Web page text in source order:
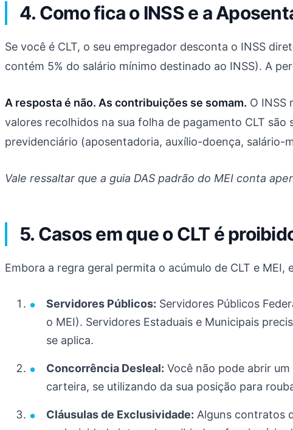
4. Como fica o INSS e a
Se você é CLT, o seu empregador desconta o INSS
contém 5% do salário mínimo destinado ao INSS). A
A resposta é não. As contribuições se somam. O INSS
valores recolhidos na sua folha de pagamento CLT
previdenciário (aposentadoria, auxílio-doença, salário-
Vale ressaltar que a guia DAS padrão do MEI conta
5. Casos em que o CLT é
Embora a regra geral permita o acúmulo de CLT e
Servidores Públicos: Servidores Públicos
o MEI). Servidores Estaduais e Municipais
se aplica.
Concorrência Desleal: Você não pode abrir
carteira, se utilizando da sua posição para
Cláusulas de Exclusividade: Alguns contratos